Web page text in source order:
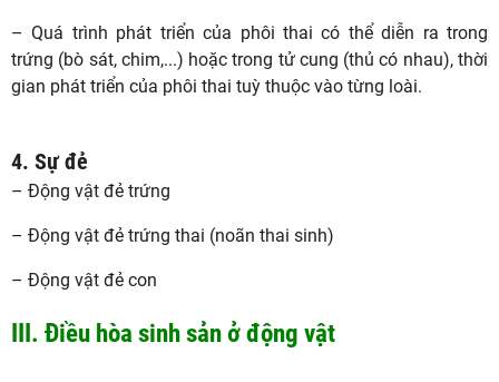
– Quá trình phát triển của phôi thai có thể diễn ra trong
trứng (bò sát, chim,...) hoặc trong tử cung (thủ có nhau), thời
gian phát triển của phôi thai tuỳ thuộc vào từng loài.
4. Sự đẻ
– Động vật đẻ trứng
– Động vật đẻ trứng thai (noãn thai sinh)
– Động vật đẻ con
III. Điều hòa sinh sản ở động vật